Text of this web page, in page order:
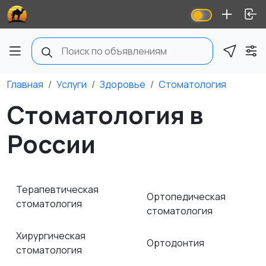
Главная Услуги Здоровье Стоматология
Стоматология в
России
Терапевтическая
стоматология
Хирургическая
стоматология
Ортопедическая
стоматология
Ортодонтия